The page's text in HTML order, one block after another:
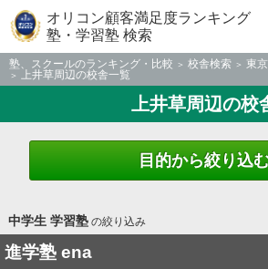
オリコン顧客満足度ランキング
塾・学習塾 検索
塾、スクールのランキング・比較 校舎検索
東
上井草周辺の校舎一覧
上井草周辺の校
目的から絞り込
中学生 学習塾の絞り込み
進学塾 ena